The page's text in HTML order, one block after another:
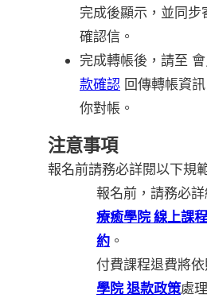
完成後顯示，並同步
確認信。
完成轉帳後，請至
款確認 回傳轉帳資
你對帳。
注意事項
報名前請務必詳閱以下規
報名前，請務必
療癒學院 線上課
約 。
付費課程退費將
學院 退款政策處